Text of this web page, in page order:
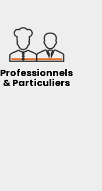
Professionnels
& Particuliers